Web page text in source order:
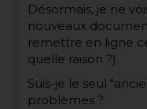
Désormais, je ne
nouveaux
remettre en ligne
quelle raison ?).
Suis-je le seul
problèmes ?